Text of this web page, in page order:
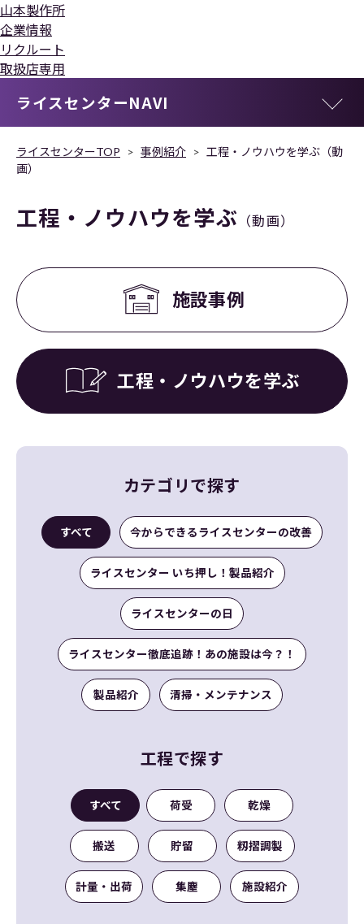
山本製作所
企業情報
リクルート
取扱店専用
ライスセンターNAVI
ライスセンターTOP 事例紹介
工程・ノウハウを学ぶ（動
画）
工程・ノウハウを学ぶ （動画）
施設事例
工程・ノウハウを学ぶ
カテゴリで探す
すべて 今からできるライスセンターの改善
ライスセンター いち押し！製品紹介
ライスセンターの日
ライスセンター徹底追跡！あの施設は今？！
製品紹介 清掃・メンテナンス
工程で探す
すべて 荷受 乾燥
搬送 貯留 籾摺調製
計量・出荷 集塵 施設紹介